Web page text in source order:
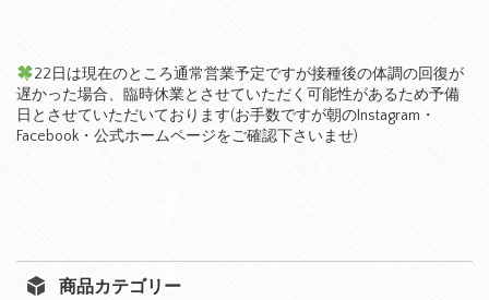
22日は現在のところ通常営業予定ですが接種後の体調の回復が
遅かった場合、臨時休業とさせていただく可能性があるため予備
日とさせていただいております(お手数ですが朝のInstagram・
Facebook・公式ホームページをご確認下さいませ)
商品カテゴリー